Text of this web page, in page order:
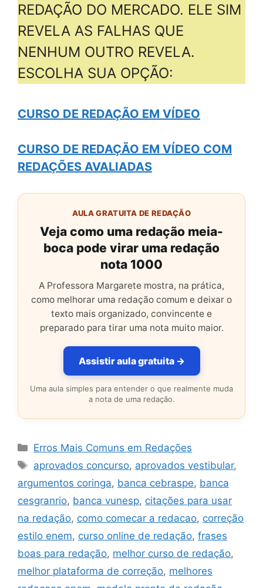
REDAÇÃO DO MERCADO. ELE SIM
REVELA AS FALHAS QUE
NENHUM OUTRO REVELA.
ESCOLHA SUA OPÇÃO:
CURSO DE REDAÇÃO EM VÍDEO
CURSO DE REDAÇÃO EM VÍDEO COM
REDAÇÕES AVALIADAS
AULA GRATUITA DE REDAÇÃO
Veja como uma redação meia-
boca pode virar uma redação
nota 1000
A Professora Margarete mostra, na prática,
como melhorar uma redação comum e deixar o
texto mais organizado, convincente e
preparado para tirar uma nota muito maior.
Assistir aula gratuita →
Uma aula simples para entender o que realmente muda
a nota de uma redação.
Categorias
Erros Mais Comuns em Redações
Tags
aprovados concurso, aprovados vestibular,
argumentos coringa, banca cebraspe, banca
cesgranrio, banca vunesp, citações para usar
na redação, como comecar a redacao, correção
estilo enem, curso online de redação, frases
boas para redação, melhor curso de redação,
melhor plataforma de correção, melhores